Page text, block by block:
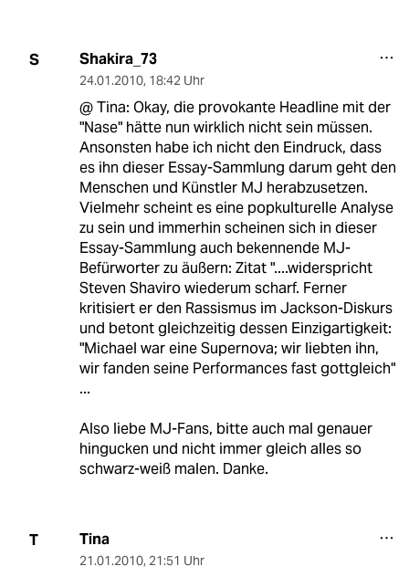
S Shakira_73
24.01.2010, 18:42 Uhr
@ Tina: Okay, die provokante Headline mit der
"Nase" hätte nun wirklich nicht sein müssen.
Ansonsten habe ich nicht den Eindruck, dass
es ihn dieser Essay-Sammlung darum geht den
Menschen und Künstler MJ herabzusetzen.
Vielmehr scheint es eine popkulturelle Analyse
zu sein und immerhin scheinen sich in dieser
Essay-Sammlung auch bekennende MJ-
Befürworter zu äußern: Zitat "....widerspricht
Steven Shaviro wiederum scharf. Ferner
kritisiert er den Rassismus im Jackson-Diskurs
und betont gleichzeitig dessen Einzigartigkeit:
"Michael war eine Supernova; wir liebten ihn,
wir fanden seine Performances fast gottgleich"
...
Also liebe MJ-Fans, bitte auch mal genauer
hingucken und nicht immer gleich alles so
schwarz-weiß malen. Danke.
T Tina
21.01.2010, 21:51 Uhr